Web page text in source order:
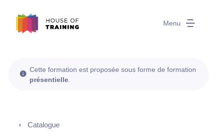
Menu
Cette formation est proposée sous forme de formation
présentielle
Catalogue